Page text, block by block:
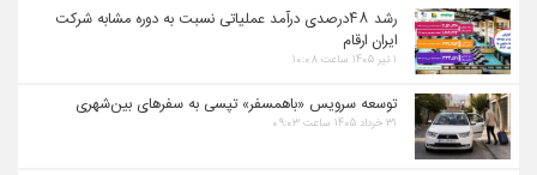
رشد ۴۸درصدی درآمد عملیاتی نسبت به دوره مشابه شرکت
ایران ارقام
۱ تیر ۱۴۰۵ ساعت ۱۰:۰۸
توسعه سرویس «باهمسفر» تپسی به سفرهای بین‌شهری
۳۱ خرداد ۱۴۰۵ ساعت ۰۹:۰۳